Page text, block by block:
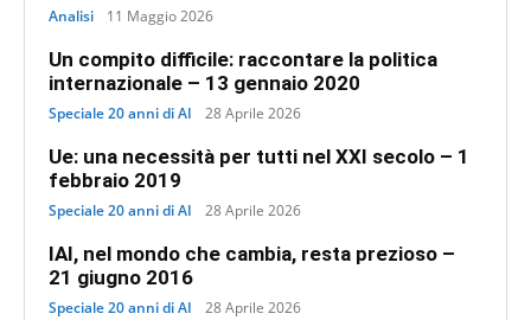
Analisi 11 Maggio 2026
Un compito difficile: raccontare la politica
internazionale – 13 gennaio 2020
Speciale 20 anni di AI 28 Aprile 2026
Ue: una necessità per tutti nel XXI secolo – 1
febbraio 2019
Speciale 20 anni di AI 28 Aprile 2026
IAI, nel mondo che cambia, resta prezioso –
21 giugno 2016
Speciale 20 anni di AI 28 Aprile 2026